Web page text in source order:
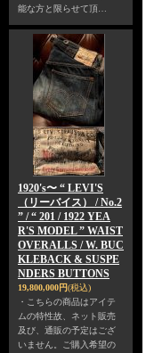
能な方と限らせて頂…
1920's〜 “ LEVI'S
（リーバイス） / No.2
” / “ 201 / 1922 YEA
R'S MODEL ” WAIST
OVERALLS / W. BUC
KLEBACK & SUSPE
NDERS BUTTONS
19,800,000円(税込)
・こちらの商品はアイテ
ムの特性故、ネット販売
及び、通販の予定はござ
いません。ご購入希望の